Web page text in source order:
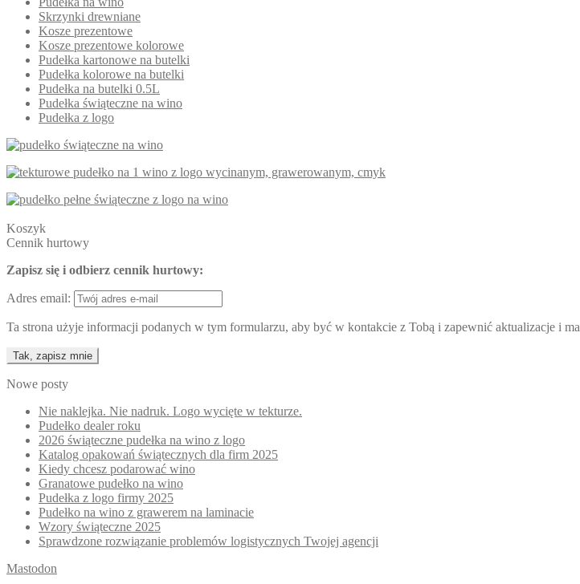
Skrzynki drewniane
Kosze prezentowe
Kosze prezentowe kolorowe
Pudełka kartonowe na butelki
Pudełka kolorowe na butelki
Pudełka na butelki 0.5L
Pudełka świąteczne na wino
Pudełka z logo
Koszyk
Cennik hurtowy
Zapisz się i odbierz cennik hurtowy:
Adres email:
Ta strona użyje informacji podanych w tym formularzu, aby być w kontakcie z Tobą i zapewnić aktualizacje i
Nowe posty
Nie naklejka. Nie nadruk. Logo wycięte w tekturze.
Pudełko dealer roku
2026 świąteczne pudełka na wino z logo
Katalog opakowań świątecznych dla firm 2025
Kiedy chcesz podarować wino
Granatowe pudełko na wino
Pudełka z logo firmy 2025
Pudełko na wino z grawerem na laminacie
Wzory świąteczne 2025
Sprawdzone rozwiązanie problemów logistycznych Twojej agencji
Mastodon